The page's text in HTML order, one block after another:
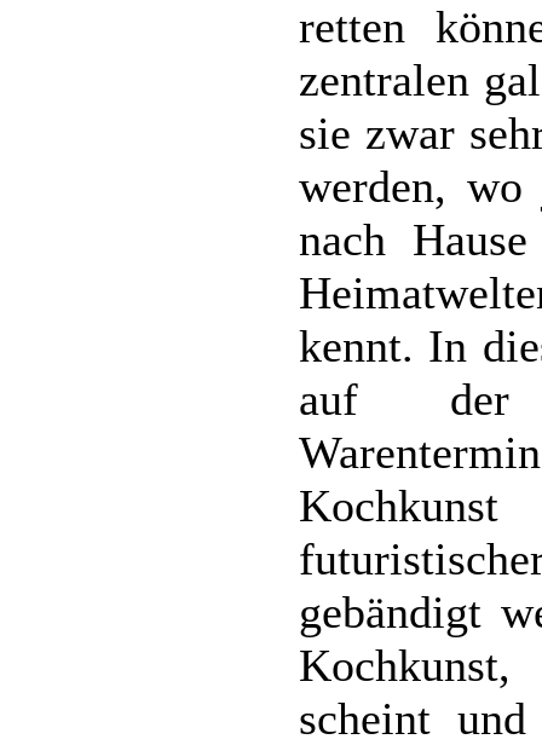
retten
zentralen
sie zwar
werden,
nach
kennt. In
auf der
gebändigt
scheint